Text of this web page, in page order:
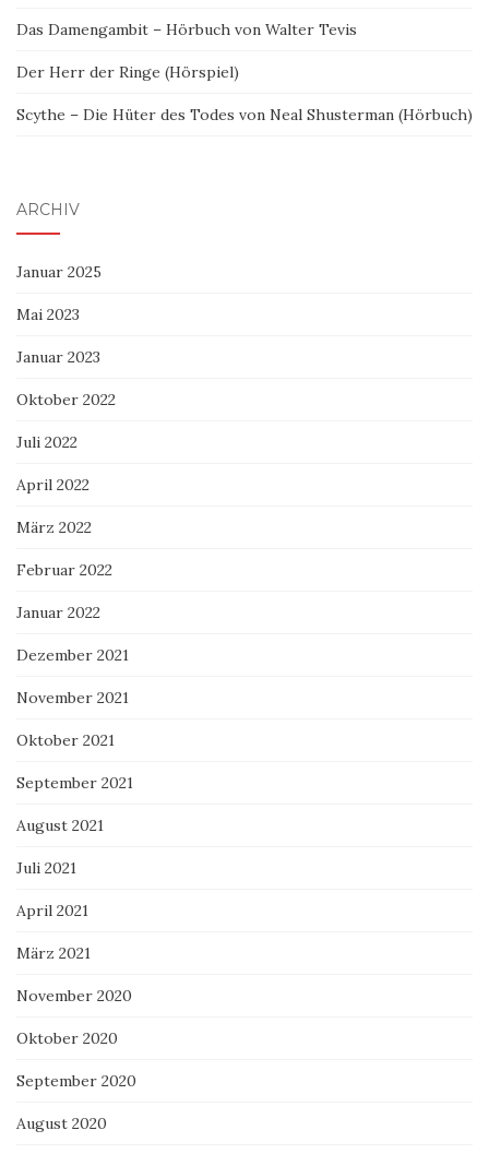
Das Damengambit – Hörbuch von Walter Tevis
Der Herr der Ringe (Hörspiel)
Scythe – Die Hüter des Todes von Neal Shusterman (Hörbuch)
ARCHIV
Januar 2025
Mai 2023
Januar 2023
Oktober 2022
Juli 2022
April 2022
März 2022
Februar 2022
Januar 2022
Dezember 2021
November 2021
Oktober 2021
September 2021
August 2021
Juli 2021
April 2021
März 2021
November 2020
Oktober 2020
September 2020
August 2020